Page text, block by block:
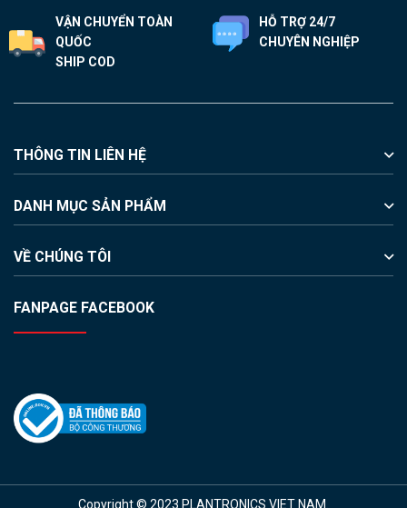
VẬN CHUYỂN TOÀN
QUỐC
SHIP COD
HỖ TRỢ 24/7
CHUYÊN NGHIỆP
THÔNG TIN LIÊN HỆ
DANH MỤC SẢN PHẨM
VỀ CHÚNG TÔI
FANPAGE FACEBOOK
Copyright © 2023 PLANTRONICS VIET NAM.